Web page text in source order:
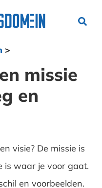
>
missie
en
visie? De missie is
is waar je voor gaat.
en voorbeelden.